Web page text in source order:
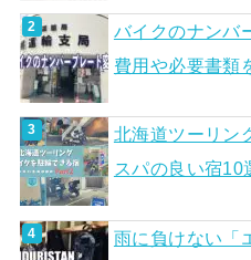
バイクのナンバ
費用や必要書類
北海道ツーリン
スパの良い宿10
雨に負けない「